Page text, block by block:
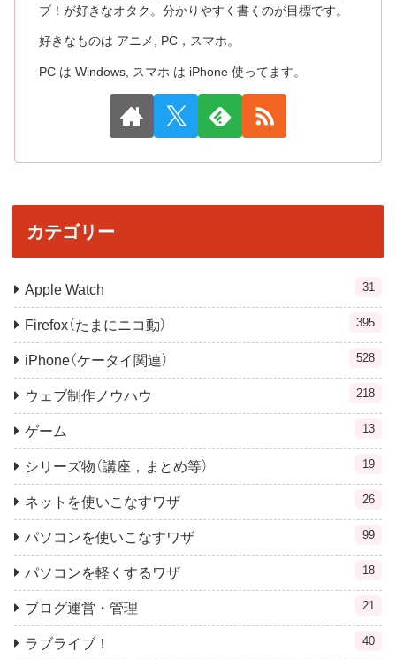
ブ！が好きなオタク。分かりやすく書くのが目標です。
好きなものは アニメ, PC，スマホ。
PC は Windows, スマホ は iPhone 使ってます。
カテゴリー
Apple Watch 31
Firefox（たまにニコ動） 395
iPhone（ケータイ関連） 528
ウェブ制作ノウハウ 218
ゲーム 13
シリーズ物（講座，まとめ等） 19
ネットを使いこなすワザ 26
パソコンを使いこなすワザ 99
パソコンを軽くするワザ 18
ブログ運営・管理 21
ラブライブ！ 40